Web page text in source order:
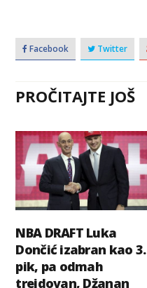
Facebook Twitter
PROČITAJTE JOŠ
NBA DRAFT Luka
Dončić izabran kao 3.
pik, pa odmah
trejdovan, Džanan